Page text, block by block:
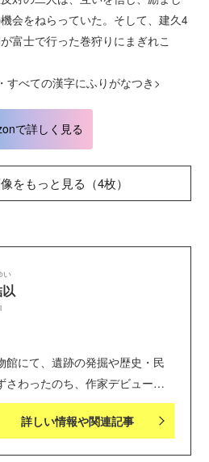
会をねらっていた。そして、建久4
富士で行った巻狩りにまぎれこ
すべての漢字にふりがなつき>
で詳しく見る
をもっと見る（4枚）
い
館にて、遺跡の発掘や歴史・民
さわったのち、作家デビュー。
追う者』『竹取物語 蒼き月の
少納言のかがやいた日々』『紫
詳しい情報や関連記事